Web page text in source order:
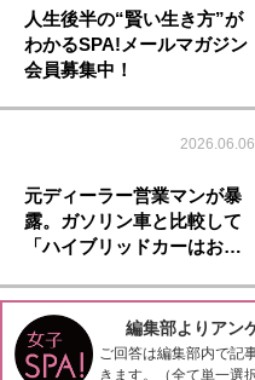
人生後半の“賢い生き方”が
わかるSPA!メールマガジン
会員募集中！
2026.06.06
元ディーラー営業マンが暴
露。ガソリン車と比較して
「ハイブリッドカーはお…